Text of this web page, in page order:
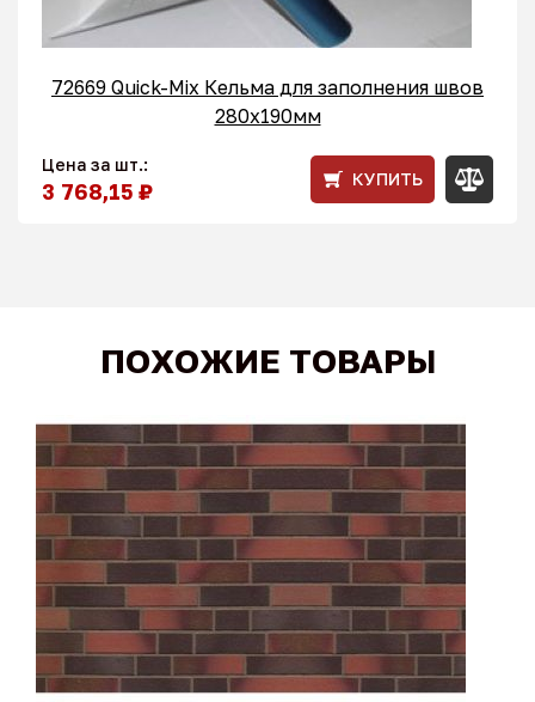
72669 Quick-Mix Кельма для заполнения швов
280x190мм
Цена за шт.:
3 768,15 ₽ КУПИТЬ
ПОХОЖИЕ ТОВАРЫ